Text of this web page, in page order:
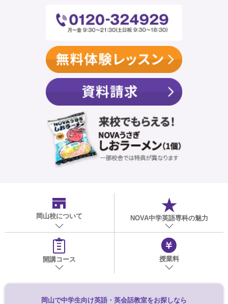
岡山校について NOVA中学英語専科の魅力
開講コース 授業料
岡山で中学生向け英語・英会話教室をお探しなら